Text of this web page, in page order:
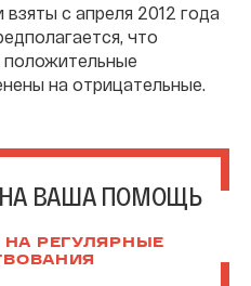
с апреля 2012 года
что
положительные
на отрицательные.
ВАША ПОМОЩЬ
РЕГУЛЯРНЫЕ